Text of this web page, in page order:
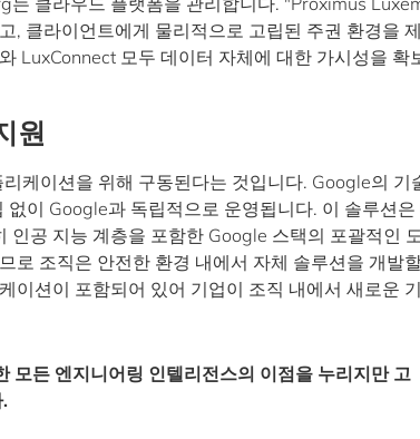
, 클라이언트에게 물리적으로 고립된 주권 환경을
LuxConnect 모두 데이터 자체에 대한 가시성을 확
원
케이션을 위해 구동된다는 것입니다. Google의 기
이 Google과 독립적으로 운영됩니다. 이 솔루션
인공 지능 계층을 포함한 Google 스택의 포괄적인
로 조직은 안전한 환경 내에서 자체 솔루션을 개발
이션이 포함되어 있어 기업이 조직 내에서 새로운
모든 엔지니어링 인텔리전스의 이점을 누리지만 고